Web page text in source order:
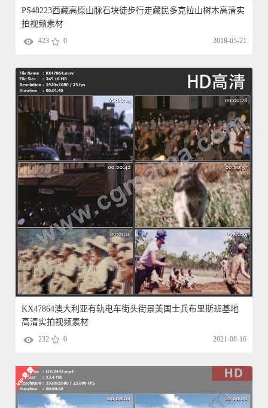
PS48223西藏高原山脉石块徒步行走藏民多克拉山树木高清实
拍视频素材
423 0 2018-05-21
KX47864澳大利亚有轨电车街头街景美国士兵布里斯班基地
高清实拍视频素材
232 0 2021-08-16